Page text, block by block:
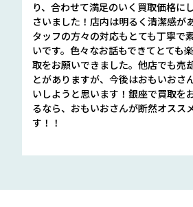
り、合わせて満足のいく買取価格に
さいました！店内は明るく清潔感が
タッフの方々の対応もとても丁寧で
いです。色々なお話もできてとても
取をお願いできました。他店でも売
とがありますが、今後はおもいおさ
いしようと思います！銀座で買取を
るなら、おもいおさんが断然オスス
す！！